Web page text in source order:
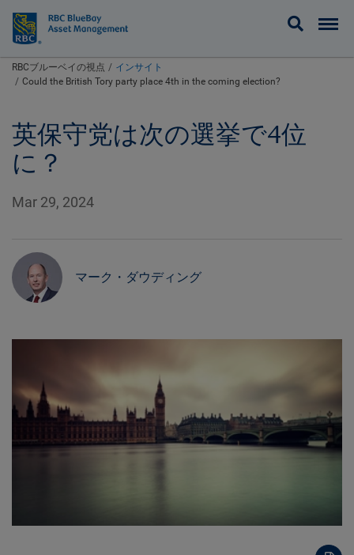
BlueBay
RBCブルーベイの視点
インサイト
Could the British Tory party place 4th in the coming election?
英保守党は次の選挙で4位
に？
Mar 29, 2024
マーク・ダウディング